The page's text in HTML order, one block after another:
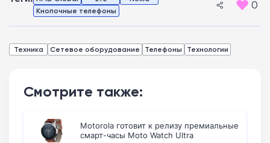
Кнопочные телефоны
0
Техника Сетевое оборудование Телефоны Технологии
Смотрите также:
Motorola готовит к релизу премиальные
смарт-часы Moto Watch Ultra